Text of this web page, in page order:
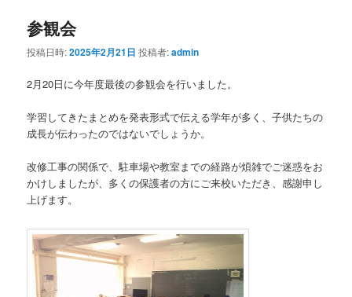
参観会
投稿日時:2025年2月21日 投稿者:admin
2月20日に今年度最後の参観会を行いました。
学習してきたまとめを発表形式で伝える学年が多く、子供たちの
成長が伝わったのではないでしょうか。
改修工事の関係で、駐車場や教室までの経路が煩雑でご迷惑をお
かけしましたが、多くの保護者の方にご来校いただき、感謝申し
上げます。